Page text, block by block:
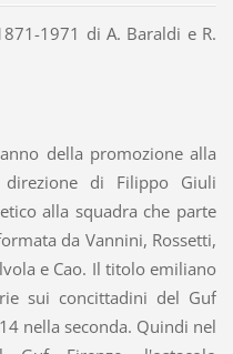
1971 di A. Baraldi e R.
della promozione alla
direzione di Filippo Giuli
alla squadra che parte
da Vannini, Rossetti,
e Cao. Il titolo emiliano
sui concittadini del Guf
nella seconda. Quindi nel